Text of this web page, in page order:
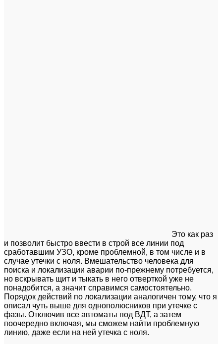
Это как раз
и позволит быстро ввести в строй все линии под
сработавшим УЗО, кроме проблемной, в том числе и в
случае утечки с ноля. Вмешательство человека для
поиска и локализации аварии по-прежнему потребуется,
но вскрывать щит и тыкать в него отверткой уже не
понадобится, а значит справимся самостоятельно.
Порядок действий по локализации аналогичен тому, что я
описал чуть выше для однополюсников при утечке с
фазы. Отключив все автоматы под ВДТ, а затем
поочередно включая, мы сможем найти проблемную
линию, даже если на ней утечка с ноля.